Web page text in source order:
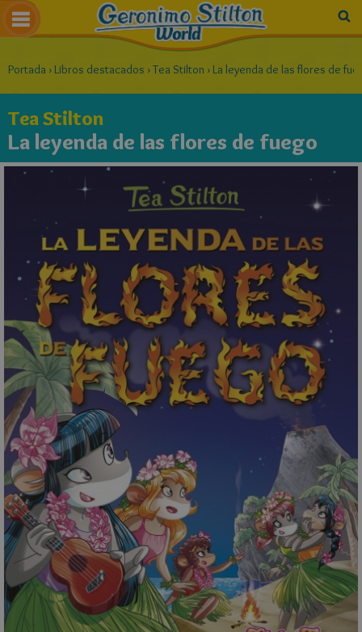
Portada › Libros destacados ›Tea Stilton › La leyenda de las flores de
Tea Stilton
La leyenda de las flores de fuego